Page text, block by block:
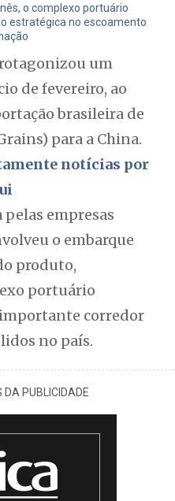
o complexo portuário
estratégica no escoamento
um
de fevereiro, ao
brasileira de
para a China.
notícias por
empresas
o embarque
produto,
portuário
corredor
no país.
DA PUBLICIDADE